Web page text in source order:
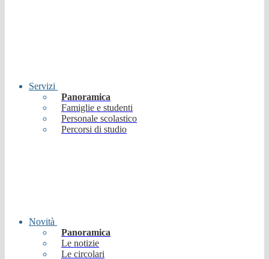
Servizi
Panoramica
Famiglie e studenti
Personale scolastico
Percorsi di studio
Novità
Panoramica
Le notizie
Le circolari